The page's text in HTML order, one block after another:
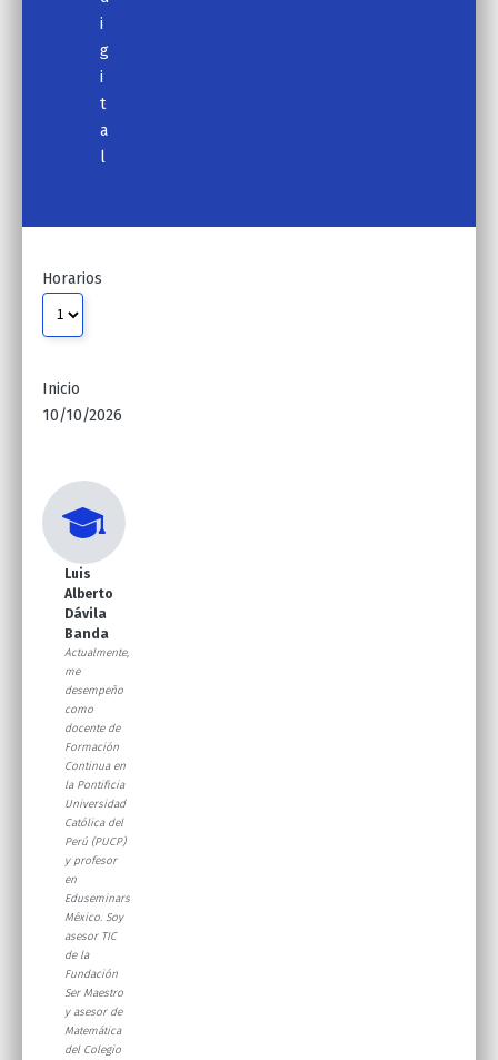
i
g
i
t
a
l
Horarios
Inicio
10/10/2026
Luis
Alberto
Dávila
Banda
Actualmente,
me
desempeño
como
docente de
Formación
Continua en
la Pontificia
Universidad
Católica del
Perú (PUCP)
y profesor
en
Eduseminars
México. Soy
asesor TIC
de la
Fundación
Ser Maestro
y asesor de
Matemática
del Colegio